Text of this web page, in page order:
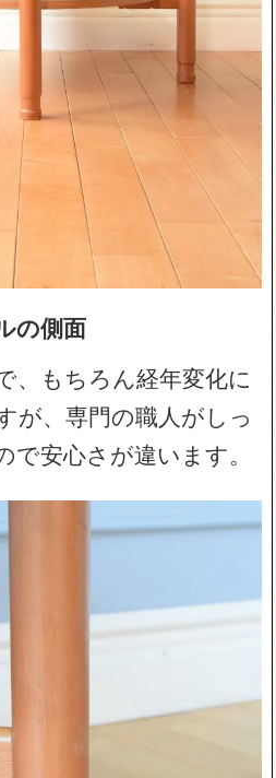
の側面
、もちろん経年変化に
が、専門の職人がしっ
安心さが違います。